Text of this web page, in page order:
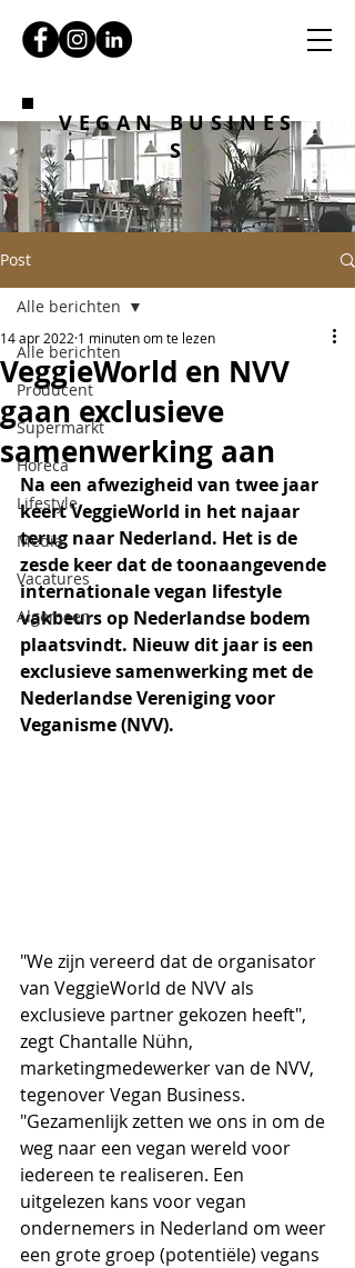
VEGAN BUSINES
S
Post
Alle berichten
Producent
Supermarkt
Horeca
Lifestyle
Media
Vacatures
Algemeen
Alle berichten
VeggieWorld en NVV
gaan exclusieve
samenwerking aan
14 apr 2022 1 minuten om te lezen
Na een afwezigheid van twee jaar
keert VeggieWorld in het najaar
terug naar Nederland. Het is de
zesde keer dat de toonaangevende
internationale vegan lifestyle
vakbeurs op Nederlandse bodem
plaatsvindt. Nieuw dit jaar is een
exclusieve samenwerking met de
Nederlandse Vereniging voor
Veganisme (NVV).
"We zijn vereerd dat de organisator
van VeggieWorld de NVV als
exclusieve partner gekozen heeft",
zegt Chantalle Nühn,
marketingmedewerker van de NVV,
tegenover Vegan Business.
"Gezamenlijk zetten we ons in om de
weg naar een vegan wereld voor
iedereen te realiseren. Een
uitgelezen kans voor vegan
ondernemers in Nederland om weer
een grote groep (potentiële) vegans